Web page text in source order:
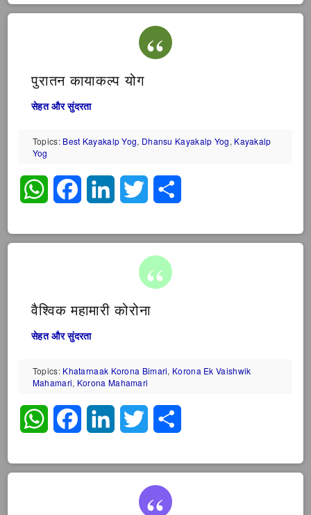
पुरातन कायाकल्प योग
सेहत और सुंदरता
Topics: Best Kayakalp Yog, Dhansu Kayakalp Yog, Kayakalp
Yog
WhatsAppFacebookLinkedInTwitter
वैश्विक महामारी कोरोना
सेहत और सुंदरता
Topics: Khatarnaak Korona Bimari, Korona Ek Vaishwik
Mahamari, Korona Mahamari
WhatsAppFacebookLinkedInTwitter